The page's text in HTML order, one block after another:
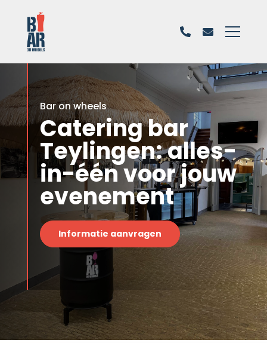
Bar on wheels
Catering bar
Teylingen: alles-
in-één voor jouw
evenement
Informatie aanvragen